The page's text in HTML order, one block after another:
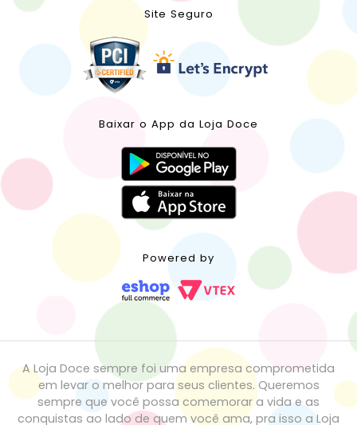
Site Seguro
Baixar o App da Loja Doce
Powered by
A Loja Doce sempre foi uma empresa comprometida
em levar o melhor para seus clientes. Queremos
sempre que você possa comemorar a vida e as
conquistas ao lado de quem você ama, pra isso a Loja